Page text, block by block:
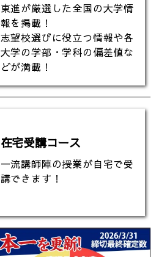
東進が厳選した全国の大学情
報を掲載！
志望校選びに役立つ情報や各
大学の学部・学科の偏差値な
どが満載！
在宅受講コース
一流講師陣の授業が自宅で受
講できます！